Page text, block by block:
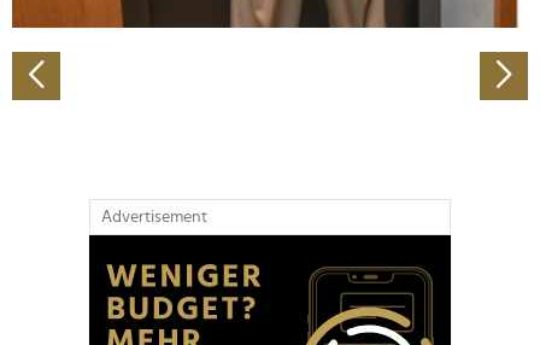
weiteren Daten zusammen, die Sie ihnen bereitgestellt
gesammelt haben.
Advertisement